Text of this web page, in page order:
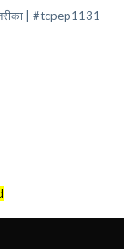
| #tcpep1131